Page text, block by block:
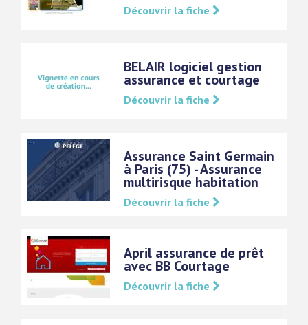
Découvrir la fiche
BELAIR logiciel gestion
assurance et courtage
Découvrir la fiche
Assurance Saint Germain
à Paris (75) - Assurance
multirisque habitation
Découvrir la fiche
April assurance de prêt
avec BB Courtage
Découvrir la fiche